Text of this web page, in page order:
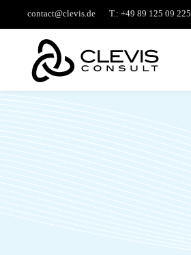
contact@clevis.de T.: +49 89 125 09 225